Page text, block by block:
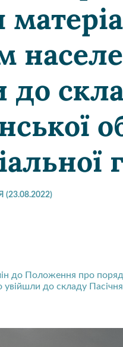
до
(23.08.2022)
до Положення про
до складу